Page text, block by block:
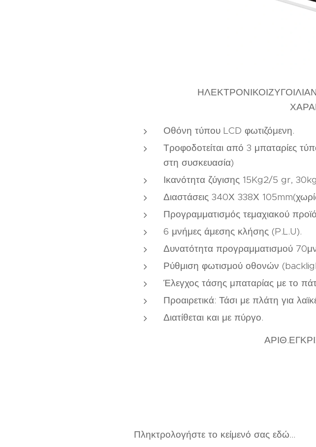
Οθόνη τύπου LCD φωτιζόμενη.
Τροφοδοτείται από 3 μπαταρίες
στη συσκευασία)
Ικανότητα ζύγισης 15Kg2/5 gr,
Διαστάσεις 340Χ 338Χ
Προγραμματισμός τεμαχιακού
6 μνήμες άμεσης κλήσης (P.L.U).
Δυνατότητα προγραμματισμού
Ρύθμιση φωτισμού οθονών
Έλεγχος τάσης μπαταρίας με το
Προαιρετικά: Τάσι με πλάτη για
Διατίθεται και με πύργο.
Πληκτρολογήστε το κείμενό σας εδώ...